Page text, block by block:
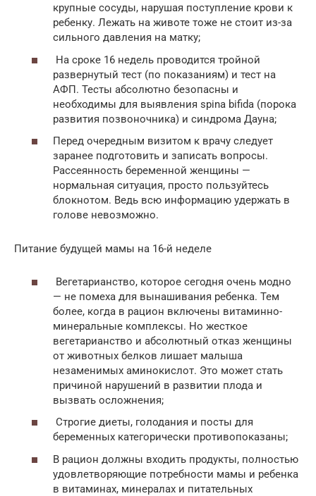
крупные сосуды, нарушая поступление крови к
ребенку. Лежать на животе тоже не стоит из-за
сильного давления на матку;
На сроке 16 недель проводится тройной
развернутый тест (по показаниям) и тест на
АФП. Тесты абсолютно безопасны и
необходимы для выявления spina bifida (порока
развития позвоночника) и синдрома Дауна;
Перед очередным визитом к врачу следует
заранее подготовить и записать вопросы.
Рассеянность беременной женщины —
нормальная ситуация, просто пользуйтесь
блокнотом. Ведь всю информацию удержать в
голове невозможно.
Питание будущей мамы на 16-й неделе
Вегетарианство, которое сегодня очень модно
— не помеха для вынашивания ребенка. Тем
более, когда в рацион включены витаминно-
минеральные комплексы. Но жесткое
вегетарианство и абсолютный отказ женщины
от животных белков лишает малыша
незаменимых аминокислот. Это может стать
причиной нарушений в развитии плода и
вызвать осложнения;
Строгие диеты, голодания и посты для
беременных категорически противопоказаны;
В рацион должны входить продукты, полностью
удовлетворяющие потребности мамы и ребенка
в витаминах, минералах и питательных